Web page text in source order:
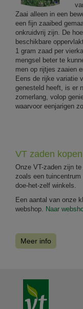
Zaai alleen in een
een fijn zaaibed
onkruidvrij zijn. De
beschikbare
1 gram zaad per
mengsel beter te
men op rijtjes zaaien
Eens de rijke variatie
genesteld heeft, is er
zomerlang, volop
waarvoor eenjarigen
VT zaden kopen
Onze VT-zaden zijn
zoals een
doe-het-zelf winkels.
Een aantal van onze
webshop.
Naar
Meer info